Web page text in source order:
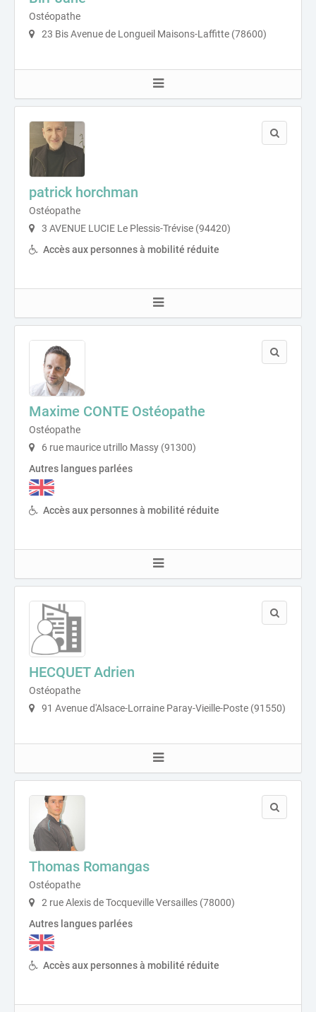
Ostéopathe
23 Bis Avenue de Longueil Maisons-Laffitte (78600)
patrick horchman
Ostéopathe
3 AVENUE LUCIE Le Plessis-Trévise (94420)
Accès aux personnes à mobilité réduite
Maxime CONTE Ostéopathe
Ostéopathe
6 rue maurice utrillo Massy (91300)
Autres langues parlées
Accès aux personnes à mobilité réduite
HECQUET Adrien
Ostéopathe
91 Avenue d'Alsace-Lorraine Paray-Vieille-Poste (91550)
Thomas Romangas
Ostéopathe
2 rue Alexis de Tocqueville Versailles (78000)
Autres langues parlées
Accès aux personnes à mobilité réduite